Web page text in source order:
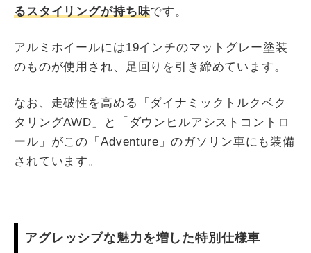
るスタイリングが持ち味です。
アルミホイールには19インチのマットグレー塗装
のものが使用され、足回りを引き締めています。
なお、走破性を高める「ダイナミックトルクベク
タリングAWD」と「ダウンヒルアシストコントロ
ール」がこの「Adventure」のガソリン車にも装備
されています。
アグレッシブな魅力を増した特別仕様車